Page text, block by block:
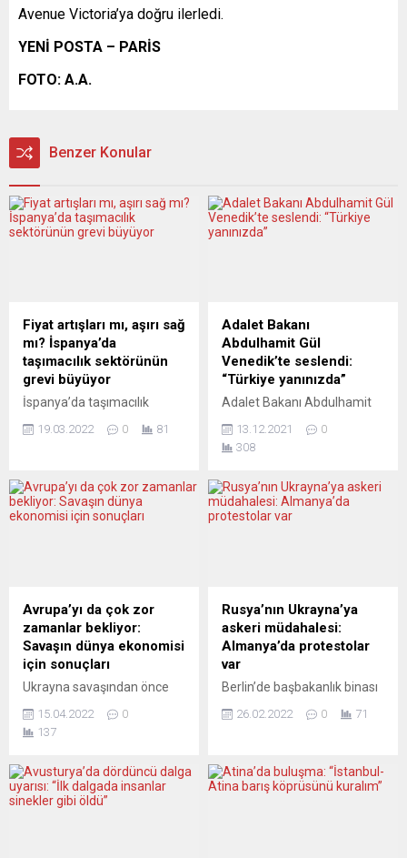
Avenue Victoria’ya doğru ilerledi.
YENİ POSTA – PARİS
FOTO: A.A.
Benzer Konular
Fiyat artışları mı, aşırı sağ
mı? İspanya’da
taşımacılık sektörünün
grevi büyüyor
İspanya’da taşımacılık
tarafından başlatılan ve
geneline yayılmaya başladı.
Çalışma şartlarının
karşılanması talepleriyle 14
Mart’tan itibaren greve
giden Taşımacılık Sektörünü
Savunma Platformu üyeleri,
ülkenin farklı bölgelerinde
yaptıkları eylemlerde polisin
müdahalesiyle...
19.03.2022 0 81
Adalet Bakanı
Abdulhamit Gül
Venedik’te seslendi:
“Türkiye yanınızda”
Adalet Bakanı Abdulhamit
Birliğinin (DİTİB) Venedik
şubesinde burada yaşayan
Avrupa Konseyi Adalet
Bakanları Toplantısı’na
ziyaret ederek başladı.
Venedik’te yaşayan Kuzey
Makedonya Türkleri ile bir
araya gelen ve sorunlarını...
13.12.2021
0
308
Avrupa’yı da çok zor
zamanlar bekliyor:
Savaşın dünya ekonomisi
için sonuçları
Ukrayna savaşından önce
fiyatları daha da artarken,
birçok Avrupa ülkesinde
7’yi aşmış durumda. Rusya
ve Ukrayna’nın başlıca
15.04.2022
0
137
Rusya’nın Ukrayna’ya
askeri müdahalesi:
Almanya’da protestolar
var
Berlin’de başbakanlık binası
Rusya’nın Ukranya’ya askeri
önünde toplanan
Ukraynalılar ve savaş
26.02.2022 0 71